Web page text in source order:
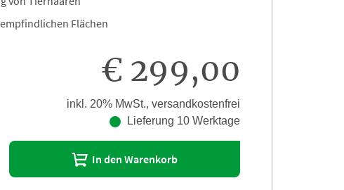
Flächen
€ 299,00
inkl. 20% MwSt., versandkostenfrei
Lieferung 10 Werktage
In den Warenkorb